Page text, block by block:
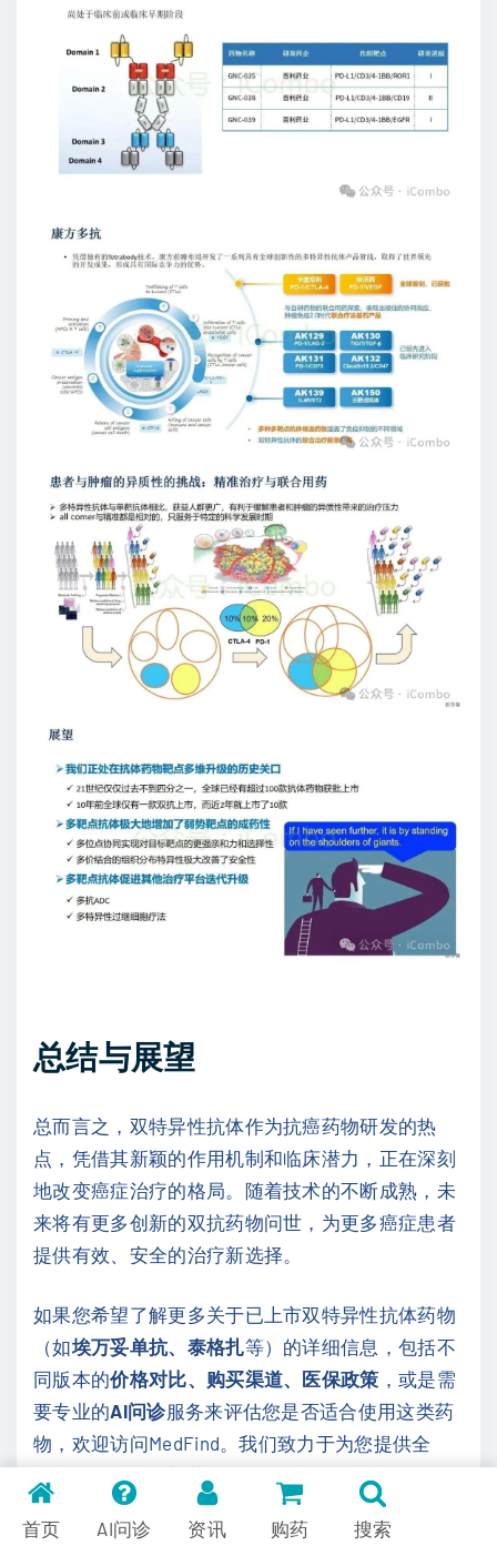
总结与展望
总而言之，双特异性抗体作为抗癌药物研发的热
点，凭借其新颖的作用机制和临床潜力，正在深刻
地改变癌症治疗的格局。随着技术的不断成熟，未
来将有更多创新的双抗药物问世，为更多癌症患者
提供有效、安全的治疗新选择。
如果您希望了解更多关于已上市双特异性抗体药物
（如埃万妥单抗、泰格扎等）的详细信息，包括不
同版本的价格对比、购买渠道、医保政策 ，或是需
要专业的AI问诊服务来评估您是否适合使用这类药
物，欢迎访问MedFind。我们致力于为您提供全
面、及时的海外新药资讯和便捷的代购服务，助力
您的抗癌之路。
首页
AI问诊 资讯 购药 搜索